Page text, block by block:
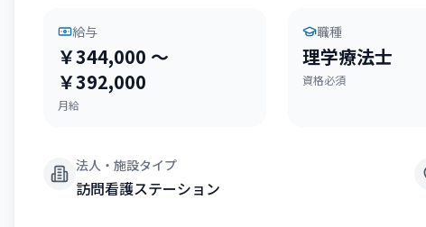
給与
￥344,000 〜
￥392,000
月給
職種
理学療法士
資格必須
法人・施設タイプ
訪問看護ステーション